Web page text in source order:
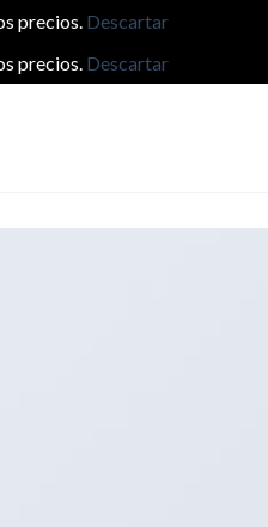
precios. Descartar
precios. Descartar